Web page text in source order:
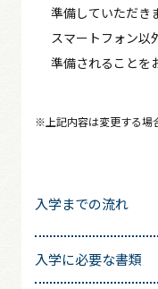
準備していただき
スマートフォン以
準備されることを
※上記内容は変更する場
入学までの流れ
入学に必要な書類